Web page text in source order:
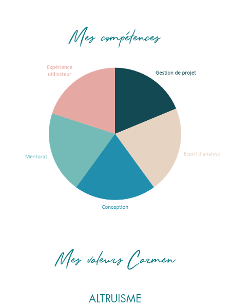
Mes compétences
Mes valeurs Carmen
ALTRUISME